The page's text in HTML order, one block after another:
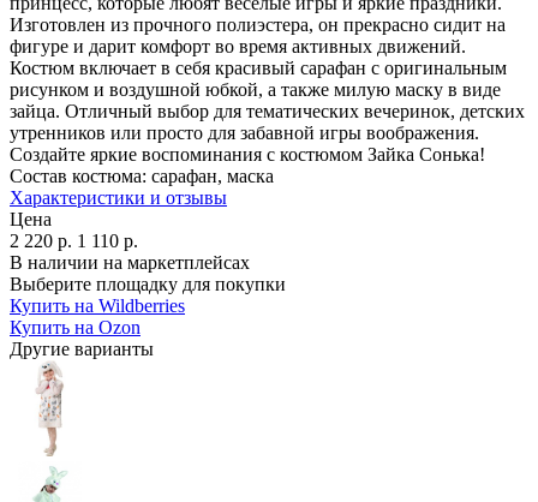
Изготовлен из прочного полиэстера, он прекрасно сидит на
фигуре и дарит комфорт во время активных движений.
Костюм включает в себя красивый сарафан с оригинальным
рисунком и воздушной юбкой, а также милую маску в виде
зайца. Отличный выбор для тематических вечеринок, детских
утренников или просто для забавной игры воображения.
Создайте яркие воспоминания с костюмом Зайка Сонька!
Состав костюма: сарафан, маска
Характеристики и отзывы
Цена
2 220 р. 1 110 р.
В наличии на маркетплейсах
Выберите площадку для покупки
Купить на Wildberries
Купить на Ozon
Другие варианты